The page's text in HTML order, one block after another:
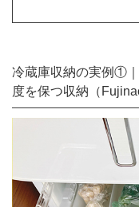
冷蔵庫収納の実例①
度を保つ収納（